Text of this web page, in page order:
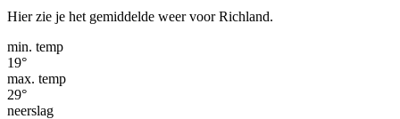
Hier zie je het gemiddelde weer voor Richland.
min. temp
19°
max. temp
29°
neerslag